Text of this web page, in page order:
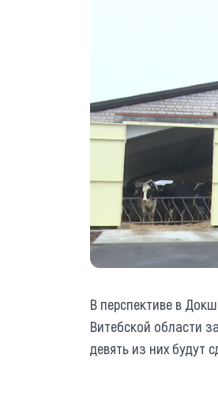
В перспективе в
Витебской области
девять из них будут